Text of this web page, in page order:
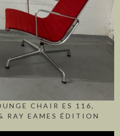
CHAIR ES 116,
RAY EAMES ÉDITION